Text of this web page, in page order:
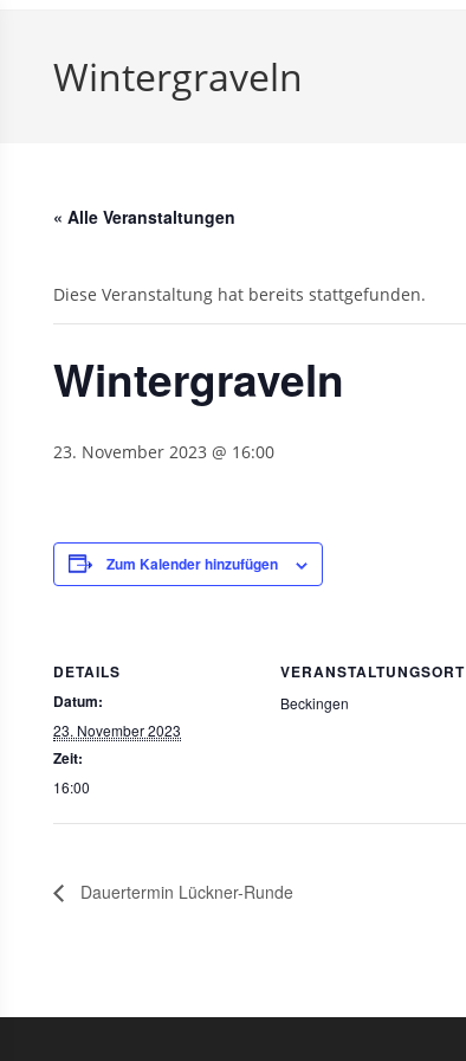
springenWintergraveln
« Alle Veranstaltungen
Diese Veranstaltung hat bereits stattgefunden.
Wintergraveln
23. November 2023 @ 16:00
Zum Kalender hinzufügen
DETAILS
Datum:
23. November 2023
Zeit:
16:00
VERANSTALTUNGSORT
Beckingen
Dauertermin Lückner-Runde